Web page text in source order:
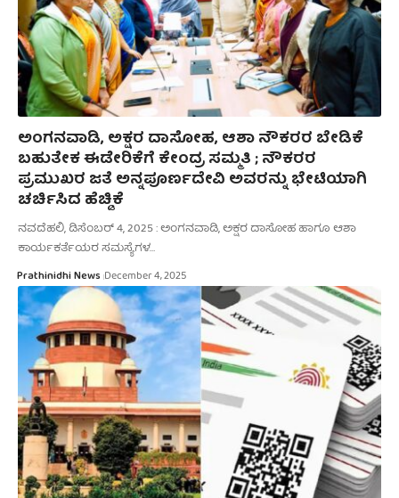
ಅಂಗನವಾಡಿ, ಅಕ್ಷರ ದಾಸೋಹ, ಆಶಾ ನೌಕರರ ಬೇಡಿಕೆ
ಬಹುತೇಕ ಈಡೇರಿಕೆಗೆ ಕೇಂದ್ರ ಸಮ್ಮತಿ ; ನೌಕರರ
ಪ್ರಮುಖರ ಜತೆ ಅನ್ನಪೂರ್ಣದೇವಿ ಅವರನ್ನು ಭೇಟಿಯಾಗಿ
ಚರ್ಚಿಸಿದ ಹೆಚ್ಡಿಕೆ
ನವದೆಹಲಿ, ಡಿಸೆಂಬರ್‌ 4, 2025 : ಅಂಗನವಾಡಿ, ಅಕ್ಷರ ದಾಸೋಹ ಹಾಗೂ ಆಶಾ
ಕಾರ್ಯಕರ್ತೆಯರ ಸಮಸ್ಯೆಗಳ…
Prathinidhi News December 4, 2025